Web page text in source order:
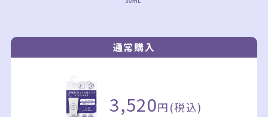
通常購入
3,520円(税込)